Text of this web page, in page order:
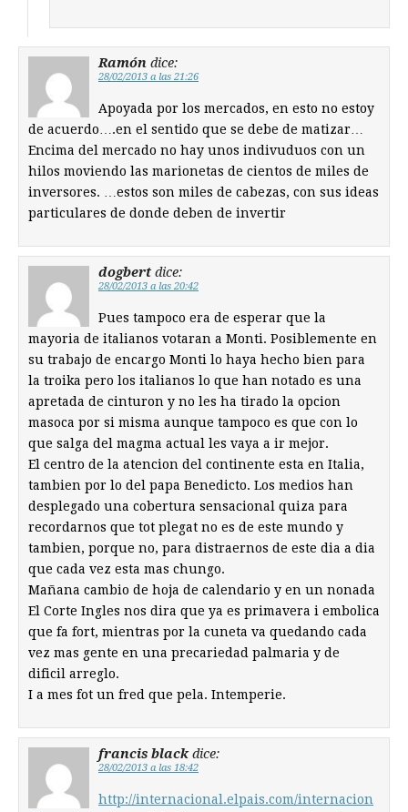
Ramón dice:
28/02/2013 a las 21:26
Apoyada por los mercados, en esto no estoy
de acuerdo….en el sentido que se debe de matizar…
Encima del mercado no hay unos indivuduos con un
hilos moviendo las marionetas de cientos de miles de
inversores. …estos son miles de cabezas, con sus ideas
particulares de donde deben de invertir
dogbert dice:
28/02/2013 a las 20:42
Pues tampoco era de esperar que la
mayoria de italianos votaran a Monti. Posiblemente en
su trabajo de encargo Monti lo haya hecho bien para
la troika pero los italianos lo que han notado es una
apretada de cinturon y no les ha tirado la opcion
masoca por si misma aunque tampoco es que con lo
que salga del magma actual les vaya a ir mejor.
El centro de la atencion del continente esta en Italia,
tambien por lo del papa Benedicto. Los medios han
desplegado una cobertura sensacional quiza para
recordarnos que tot plegat no es de este mundo y
tambien, porque no, para distraernos de este dia a dia
que cada vez esta mas chungo.
Mañana cambio de hoja de calendario y en un nonada
El Corte Ingles nos dira que ya es primavera i embolica
que fa fort, mientras por la cuneta va quedando cada
vez mas gente en una precariedad palmaria y de
dificil arreglo.
I a mes fot un fred que pela. Intemperie.
francis black dice:
28/02/2013 a las 18:42
http://internacional.elpais.com/internacion